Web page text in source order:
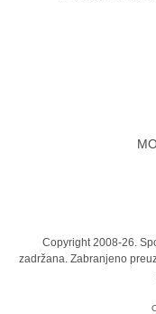
Copyright 2008-26.
zadržana. Zabranjeno